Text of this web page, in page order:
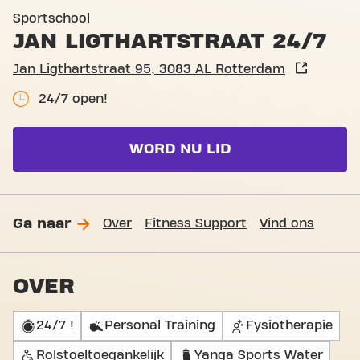
Sportschool
JAN LIGTHARTSTRAAT 24/7
Jan Ligthartstraat 95, 3083 AL Rotterdam
24/7 open!
WORD NU LID
Ga naar Over Fitness Support Vind ons
OVER
24/7 ! Personal Training Fysiotherapie
Rolstoeltoegankelijk Yanga Sports Water